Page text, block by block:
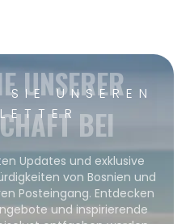
UNSEREN
UNSERER
BEI
Updates und exklusive
von Bosnien und
Posteingang. Entdecken
und inspirierende